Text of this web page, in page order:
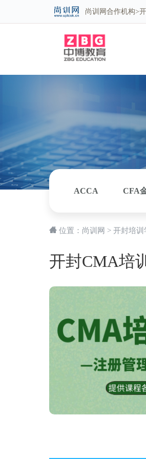
尚训网 合作机构>
ACCA
位置： 尚训网 > 开封培训
开封CMA培